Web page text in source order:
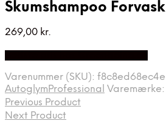
Skumshampoo Forvask
269,00 kr.
Varenummer (SKU): f8c8ed68ec4e
AutoglymProfessional Varemærke:
Previous Product
Next Product